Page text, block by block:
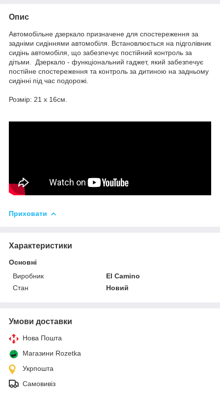
Опис
Автомобільне дзеркало призначене для спостереження за
задніми сидіннями автомобіля. Встановлюється на підголівник
сидінь автомобіля, що забезпечує постійний контроль за
дітьми. Дзеркало - функціональний гаджет, який забезпечує
постійне спостереження та контроль за дитиною на задньому
сидінні під час подорожі.
Розмір: 21 х 16см.
Приховати
Характеристики
Основні
Виробник
El Camino
Стан
Новий
Умови доставки
Нова Пошта
Магазини Rozetka
Укрпошта
Самовивіз